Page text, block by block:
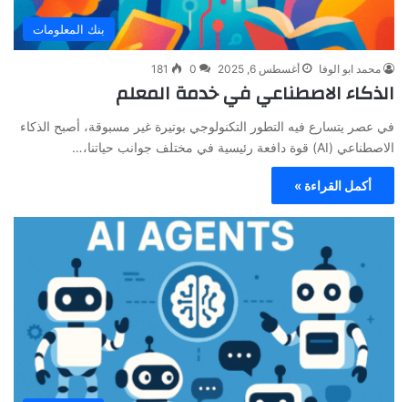
بنك المعلومات
محمد ابو الوفا أغسطس 6, 2025 0
181
الذكاء الاصطناعي في خدمة المعلم
في عصر يتسارع فيه التطور التكنولوجي بوتيرة غير مسبوقة، أصبح الذكاء
الاصطناعي (AI) قوة دافعة رئيسية في مختلف جوانب حياتنا،…
أكمل القراءة »